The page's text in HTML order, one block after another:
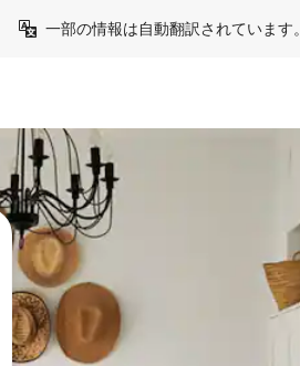
一部の情報は自動翻訳されています。